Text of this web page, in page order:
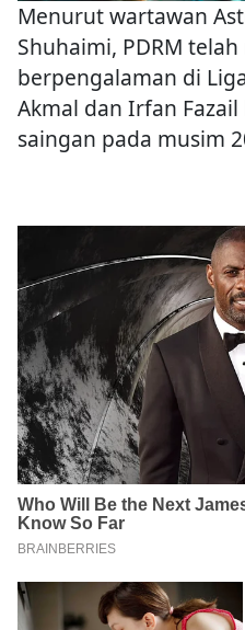
Menurut wartawan
Shuhaimi, PDRM
berpengalaman di
Akmal dan Irfan
saingan pada musim